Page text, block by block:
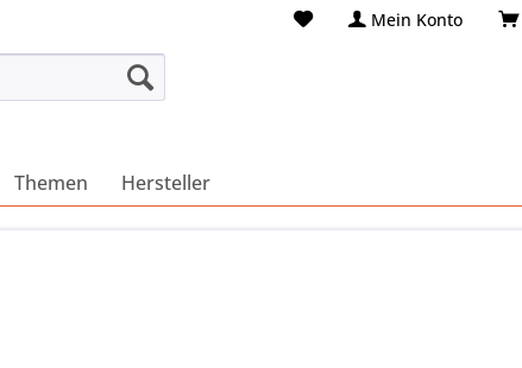
Mein Konto
Themen Hersteller